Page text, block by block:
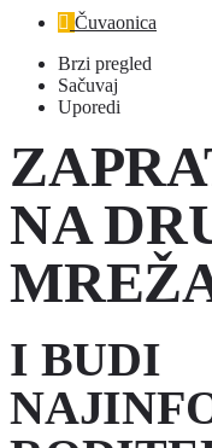
Čuvaonica
Brzi pregled
Sačuvaj
Uporedi
NA
I BUDI